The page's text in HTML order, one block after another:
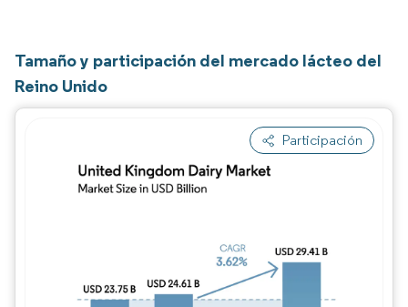
Tamaño y participación del mercado lácteo del
Reino Unido
Participación